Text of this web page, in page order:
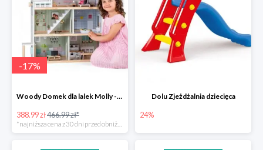
-17%
Woody Domek dla lalek Molly -78zł
388.99 zł466.99 zł*
Dolu Zjeżdżalnia dziecięca
24%